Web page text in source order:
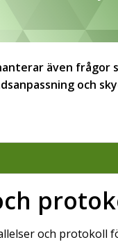
även frågor
och
och protokoll